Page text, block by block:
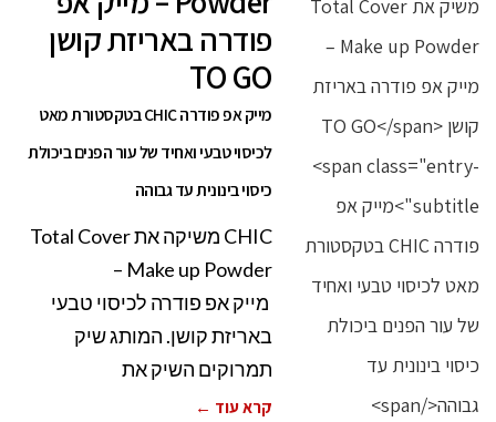
פודרה באריזת קושן
TO GO
מייק אפ פודרה CHIC בטקסטורת מאט
לכיסוי טבעי ואחיד של עור הפנים ביכולת
כיסוי בינונית עד גבוהה
CHIC משיקה את Total Cover
Make up Powder –
מייק אפ פודרה לכיסוי טבעי
באריזת קושן. המותג שיק
תמרוקים השיק את
קרא עוד ←